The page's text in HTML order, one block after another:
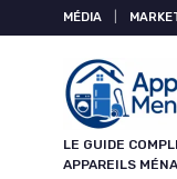
MÉDIA
LE GUIDE
APPAREILS
Panneau de gestion